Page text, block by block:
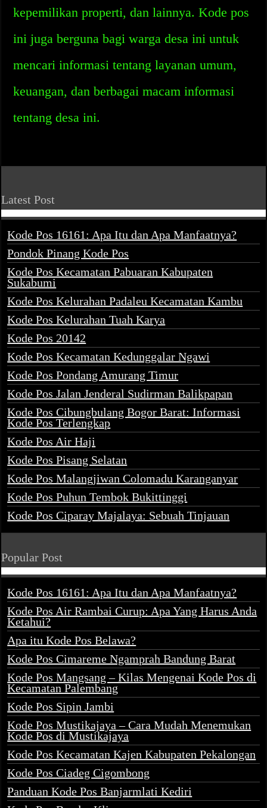
kepemilikan properti, dan lainnya. Kode pos
ini juga berguna bagi warga desa ini untuk
mencari informasi tentang layanan umum,
keuangan, dan berbagai macam informasi
tentang desa ini.
Latest Post
Kode Pos 16161: Apa Itu dan Apa Manfaatnya?
Pondok Pinang Kode Pos
Kode Pos Kecamatan Pabuaran Kabupaten
Sukabumi
Kode Pos Kelurahan Padaleu Kecamatan Kambu
Kode Pos Kelurahan Tuah Karya
Kode Pos 20142
Kode Pos Kecamatan Kedunggalar Ngawi
Kode Pos Pondang Amurang Timur
Kode Pos Jalan Jenderal Sudirman Balikpapan
Kode Pos Cibungbulang Bogor Barat: Informasi
Kode Pos Terlengkap
Kode Pos Air Haji
Kode Pos Pisang Selatan
Kode Pos Malangjiwan Colomadu Karanganyar
Kode Pos Puhun Tembok Bukittinggi
Kode Pos Ciparay Majalaya: Sebuah Tinjauan
Popular Post
Kode Pos 16161: Apa Itu dan Apa Manfaatnya?
Kode Pos Air Rambai Curup: Apa Yang Harus Anda
Ketahui?
Apa itu Kode Pos Belawa?
Kode Pos Cimareme Ngamprah Bandung Barat
Kode Pos Mangsang – Kilas Mengenai Kode Pos di
Kecamatan Palembang
Kode Pos Sipin Jambi
Kode Pos Mustikajaya – Cara Mudah Menemukan
Kode Pos di Mustikajaya
Kode Pos Kecamatan Kajen Kabupaten Pekalongan
Kode Pos Ciadeg Cigombong
Panduan Kode Pos Banjarmlati Kediri